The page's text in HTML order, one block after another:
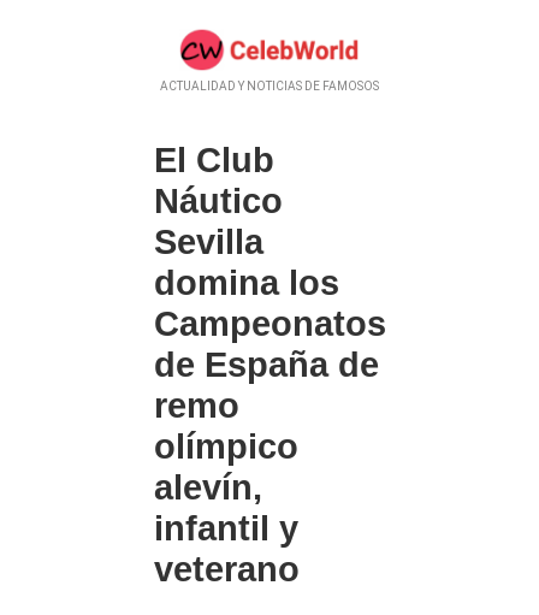
ACTUALIDAD Y NOTICIAS DE FAMOSOS
El Club
Náutico
Sevilla
domina los
Campeonatos
de España de
remo
olímpico
alevín,
infantil y
veterano